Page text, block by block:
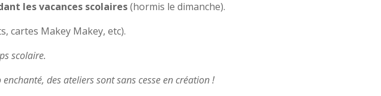
les vacances scolaires(hormis le dimanche).
cartes Makey Makey, etc).
scolaire.
des ateliers sont sans cesse en création !